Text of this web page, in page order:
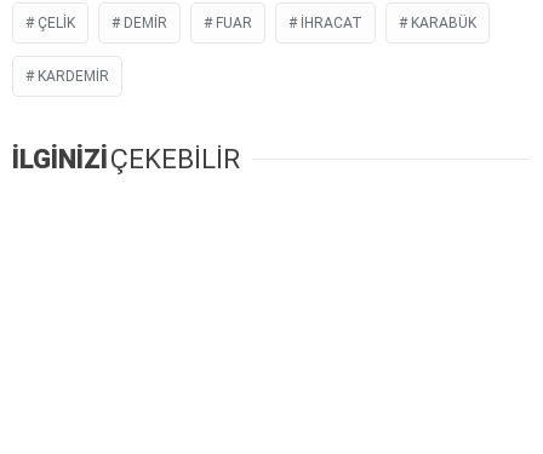
ÇELIK DEMIR FUAR İHRACAT KARABÜK
KARDEMİR
İLGİNİZİÇEKEBİLİR